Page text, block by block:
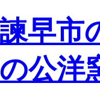
早
公洋